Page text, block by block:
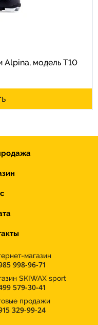
Alpina, модель T10
магазин
998-96-71
SKIWAX sport
579-30-41
продажи
329-99-24